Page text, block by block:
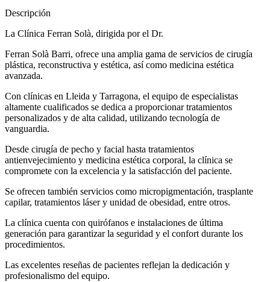
Descripción
La Clínica Ferran Solà, dirigida por el Dr.
Ferran Solà Barri, ofrece una amplia gama de servicios de cirugía
plástica, reconstructiva y estética, así como medicina estética
avanzada.
Con clínicas en Lleida y Tarragona, el equipo de especialistas
altamente cualificados se dedica a proporcionar tratamientos
personalizados y de alta calidad, utilizando tecnología de
vanguardia.
Desde cirugía de pecho y facial hasta tratamientos
antienvejecimiento y medicina estética corporal, la clínica se
compromete con la excelencia y la satisfacción del paciente.
Se ofrecen también servicios como micropigmentación, trasplante
capilar, tratamientos láser y unidad de obesidad, entre otros.
La clínica cuenta con quirófanos e instalaciones de última
generación para garantizar la seguridad y el confort durante los
procedimientos.
Las excelentes reseñas de pacientes reflejan la dedicación y
profesionalismo del equipo.